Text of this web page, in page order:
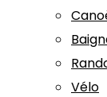
Vélo